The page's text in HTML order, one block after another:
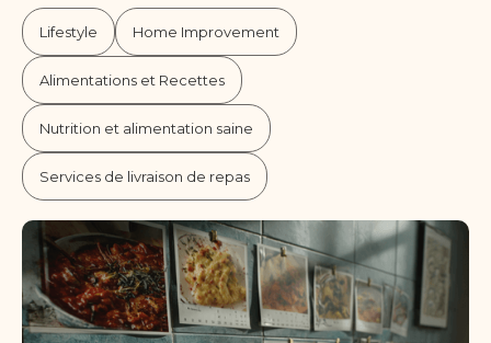
Lifestyle Home Improvement
Alimentations et Recettes
Nutrition et alimentation saine
Services de livraison de repas